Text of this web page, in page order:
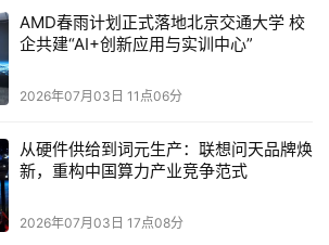
别能力：
型通用测试脚本，页面小幅
后自动聚类失败用例，区分网络波动、
三类问题，减少人工筛查时间；
生成标准化可视化报告，包含多机型性
AMD春雨计划正式落地北京交通大学 校
企共建“AI+创新应用与实训中心”
2026年07月03日 11点06分
从硬件供给到词元生产：联想问天品牌焕
新，重构中国算力产业竞争范式
2026年07月03日 17点08分